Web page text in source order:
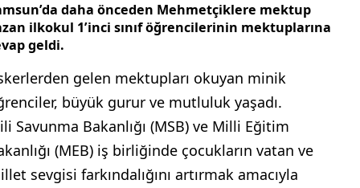
daha önceden Mehmetçiklere mektup
ilkokul 1’inci sınıf öğrencilerinin mektuplarına
geldi.
gelen mektupları okuyan minik
büyük gurur ve mutluluk yaşadı.
Savunma Bakanlığı (MSB) ve Milli Eğitim
(MEB) iş birliğinde çocukların vatan ve
sevgisi farkındalığını artırmak amacıyla